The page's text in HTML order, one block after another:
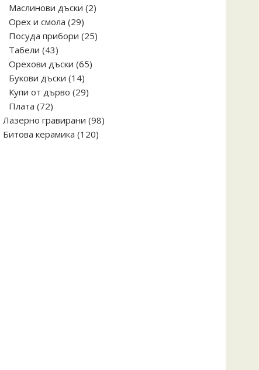
продукта
Маслинови дъски 22
Орех и смола 2929
продукта
Посуда прибори 2525
Табели 4343
продукта
Орехови дъски 6565
Букови дъски 1414
продукта
Купи от дърво 2929
Плата 7272
продукта
Лазерно гравирани 9898
Битова керамика 120120